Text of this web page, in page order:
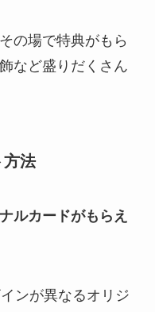
の場で特典がもら
など盛りだくさん
方法
ルカードがもらえ
ンが異なるオリジ